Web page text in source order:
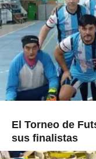
El Torneo de
sus finalistas